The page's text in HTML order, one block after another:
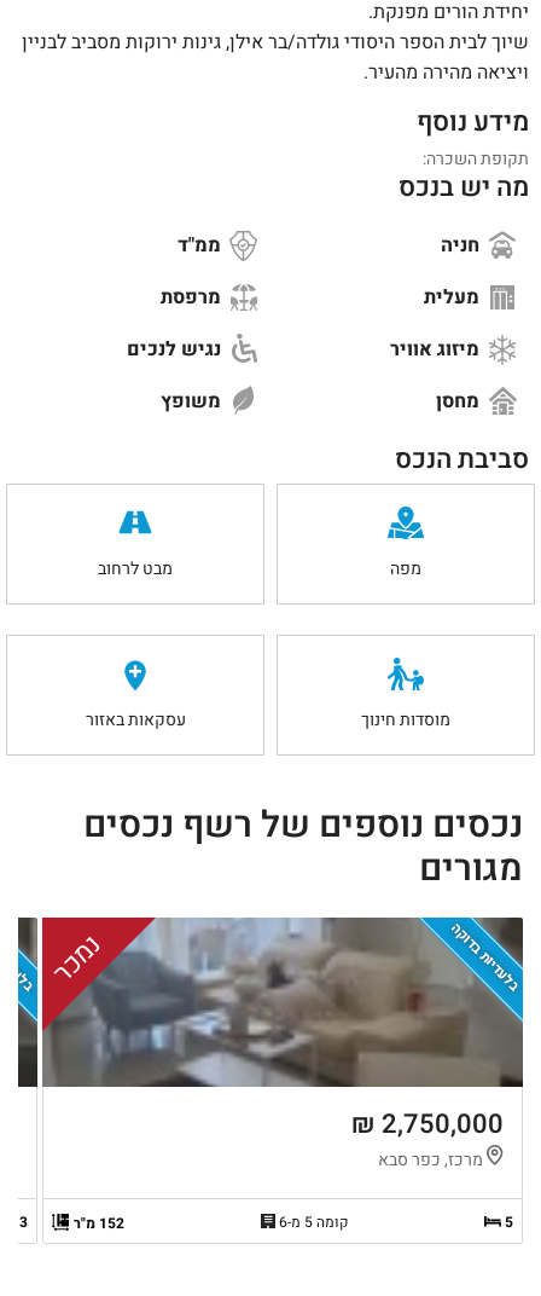
יחידת הורים מפנקת.
שיוך לבית הספר היסודי גולדה/בר אילן, גינות ירוקות מסביב לבניין
ויציאה מהירה מהעיר.
מידע נוסף
תקופת השכרה:
מה יש בנכס
חניה
ממ"ד
מעלית
מרפסת
מיזוג אוויר
נגיש לנכים
מחסן
משופץ
סביבת הנכס
מפה מבט לרחוב
מוסדות חינוך עסקאות באזור
נכסים נוספים של רשף נכסים
מגורים
בלעדיות בדוקה נמכר
2,750,000 ₪
מרכז, כפר סבא
5 קומה 5 מ-6 152 מ"ר 3